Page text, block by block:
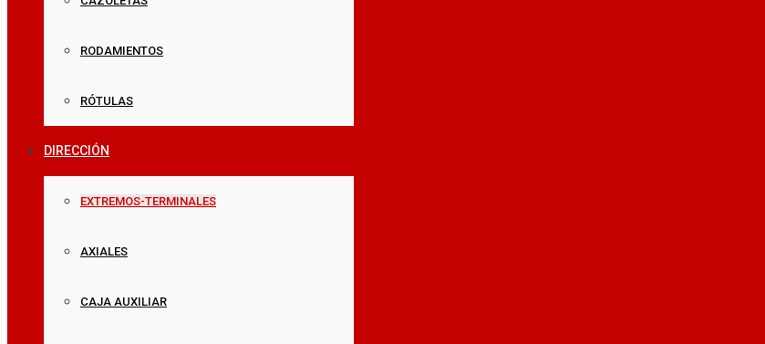
RODAMIENTOS
RÓTULAS
DIRECCIÓN
EXTREMOS-TERMINALES
AXIALES
CAJA AUXILIAR